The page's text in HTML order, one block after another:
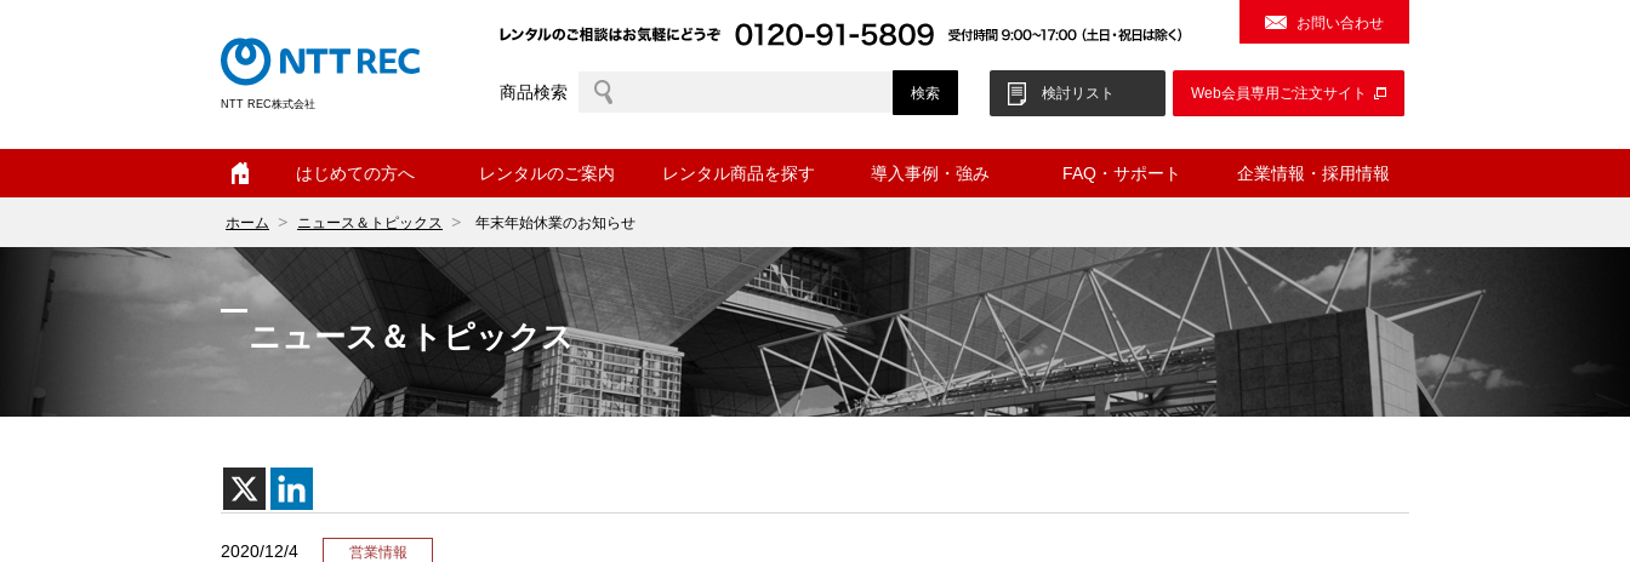
NTT REC株式会社
お問い合わせ
商品検索 検討リスト Web会員専用ご注文サイト
はじめての方へ レンタルのご案内 レンタル商品を探す 導入事例・強み FAQ・サポート 企業情報・採用情報
ホーム ニュース＆トピックス 年末年始休業のお知らせ
ニュース＆トピックス
2020/12/4 営業情報